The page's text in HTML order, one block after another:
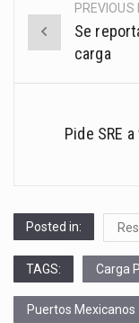
Post
navigation
PREVIOUS
Se
carga
Pide SRE
Posted in:
TAGS: Carga
Puertos Mexicanos